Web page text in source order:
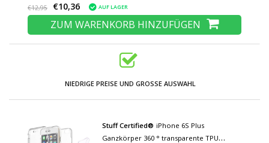
€12,95 €10,36 AUF LAGER
ZUM WARENKORB HINZUFÜGEN
NIEDRIGE PREISE UND GROSSE AUSWAHL
Stuff Certified® iPhone 6S Plus
Ganzkörper 360 ° transparente TPU